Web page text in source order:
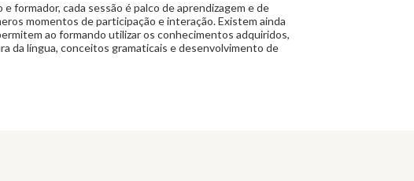
formador, cada sessão é palco de aprendizagem e de
momentos de participação e interação. Existem ainda
ao formando utilizar os conhecimentos adquiridos,
da língua, conceitos gramaticais e desenvolvimento de